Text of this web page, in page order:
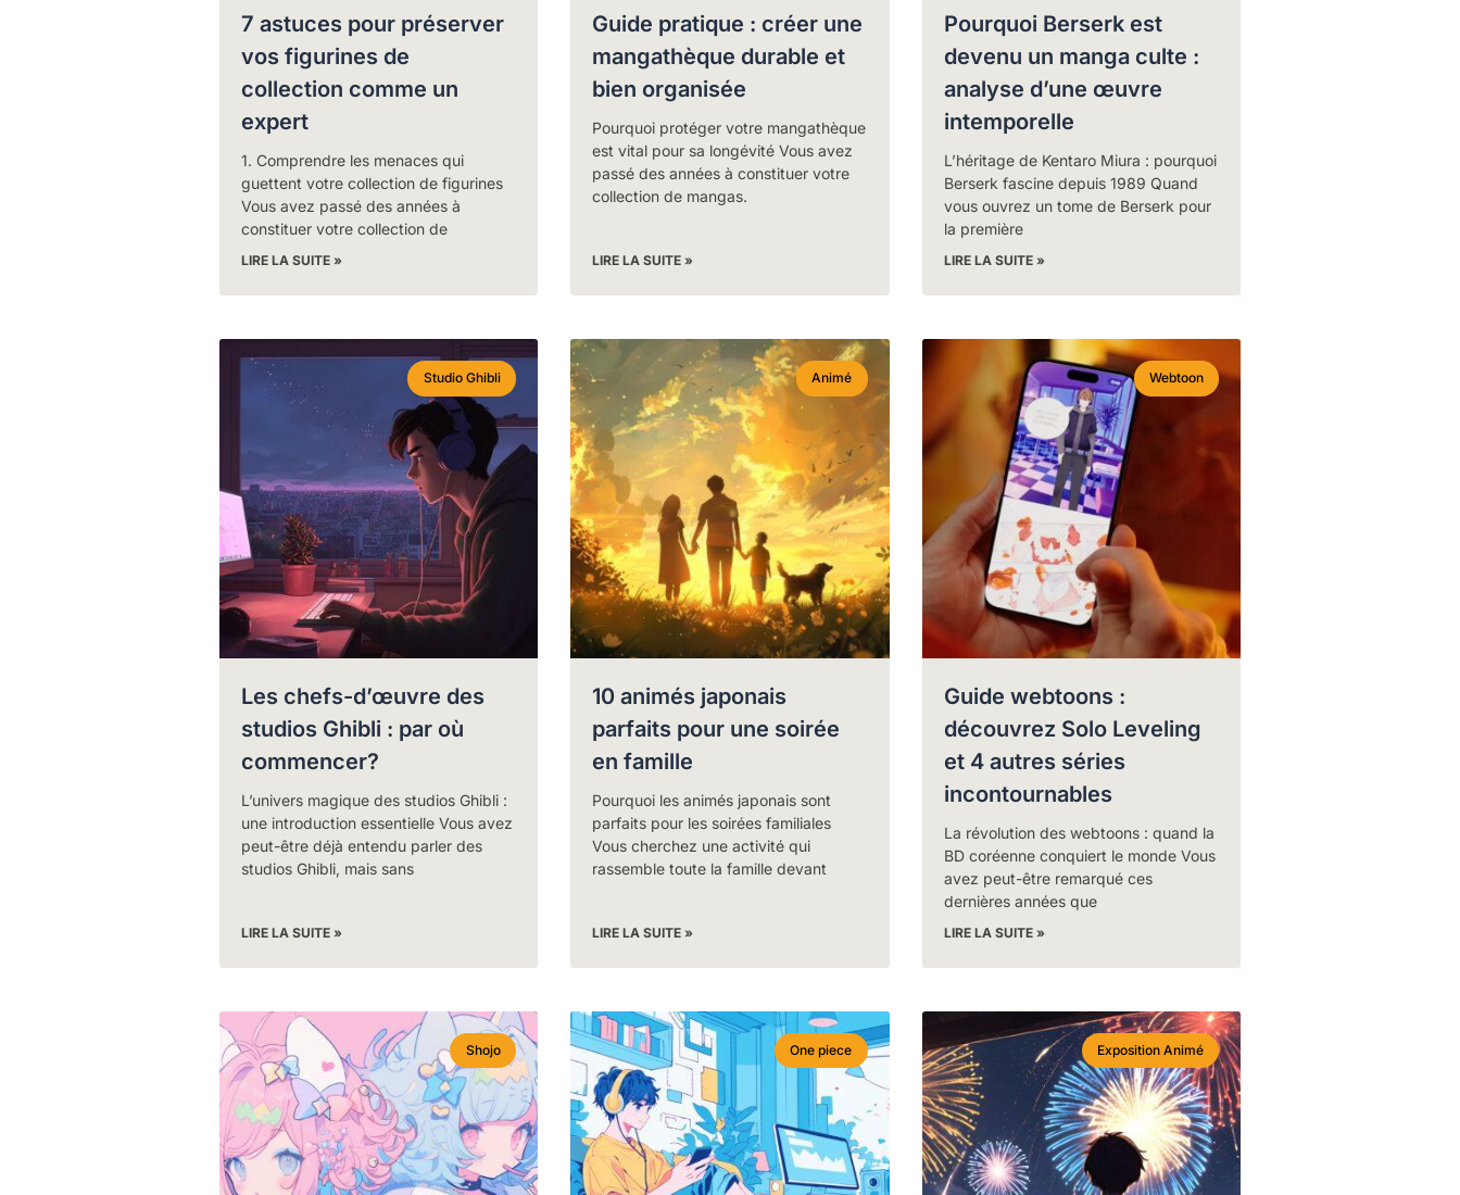
7 astuces pour préserver
vos figurines de
collection comme un
expert
1. Comprendre les menaces qui
guettent votre collection de figurines
Vous avez passé des années à
constituer votre collection de
LIRE LA SUITE »
Guide pratique : créer une
mangathèque durable et
bien organisée
Pourquoi protéger votre mangathèque
est vital pour sa longévité Vous avez
passé des années à constituer votre
collection de mangas.
LIRE LA SUITE »
Pourquoi Berserk est
devenu un manga culte :
analyse d’une œuvre
intemporelle
L’héritage de Kentaro Miura : pourquoi
Berserk fascine depuis 1989 Quand
vous ouvrez un tome de Berserk pour
la première
LIRE LA SUITE »
Studio Ghibli
Les chefs-d’œuvre des
studios Ghibli : par où
commencer?
L’univers magique des studios Ghibli :
une introduction essentielle Vous avez
peut-être déjà entendu parler des
studios Ghibli, mais sans
LIRE LA SUITE »
Animé
10 animés japonais
parfaits pour une soirée
en famille
Pourquoi les animés japonais sont
parfaits pour les soirées familiales
Vous cherchez une activité qui
rassemble toute la famille devant
LIRE LA SUITE »
Webtoon
Guide webtoons :
découvrez Solo Leveling
et 4 autres séries
incontournables
La révolution des webtoons : quand la
BD coréenne conquiert le monde Vous
avez peut-être remarqué ces
dernières années que
LIRE LA SUITE »
Shojo One piece Exposition Animé